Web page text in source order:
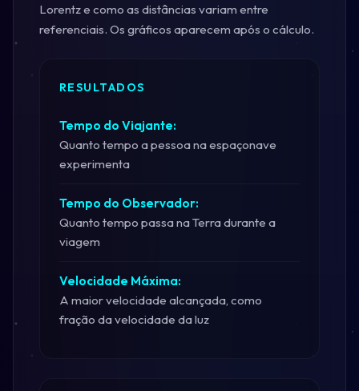
Lorentz e como as distâncias variam entre
referenciais. Os gráficos aparecem após o cálculo.
RESULTADOS
Tempo do Viajante:
Quanto tempo a pessoa na espaçonave
experimenta
Tempo do Observador:
Quanto tempo passa na Terra durante a
viagem
Velocidade Máxima:
A maior velocidade alcançada, como
fração da velocidade da luz